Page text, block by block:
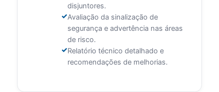
disjuntores.
Avaliação da sinalização de
segurança e advertência nas áreas
de risco.
Relatório técnico detalhado e
recomendações de melhorias.